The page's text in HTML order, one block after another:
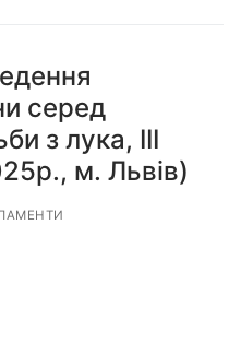
серед
з лука, ІІІ
м. Львів)